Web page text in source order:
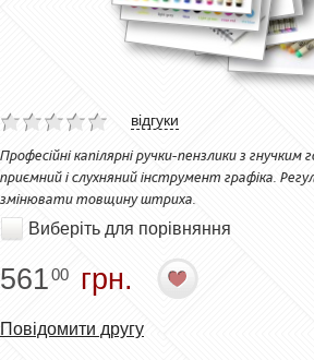
відгуки
Професійні капілярні ручки-пензлики з
приємний і слухняний інструмент графіка.
змінювати товщину штриха.
Виберіть для порівняння
56100 грн.
Повідомити другу